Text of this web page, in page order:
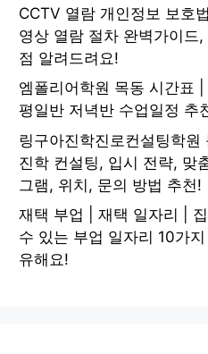
CCTV 열람 개인정보 보호
영상 열람 절차 완벽가이드,
점 알려드려요!
엠폴리어학원 목동 시간표
평일반 저녁반 수업일정 추
링구아진학진로컨설팅학원
진학 컨설팅, 입시 전략, 맞
그램, 위치, 문의 방법 추천!
재택 부업 | 재택 일자리 |
수 있는 부업 일자리 10가
유해요!